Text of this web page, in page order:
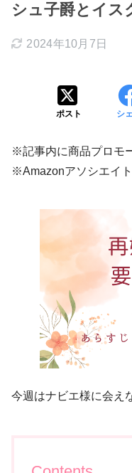
シュ子爵とイス
2024年10月7日
ポスト シ
※記事内に商品プロモ
※Amazonアソシエイト
今週はナビエ様に会え